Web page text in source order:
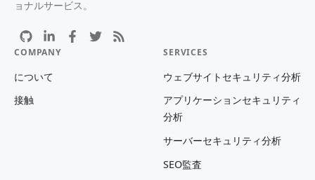
ョナルサービス。
COMPANY
について
接触
SERVICES
ウェブサイトセキュリティ分析
アプリケーションセキュリティ
分析
サーバーセキュリティ分析
SEO監査